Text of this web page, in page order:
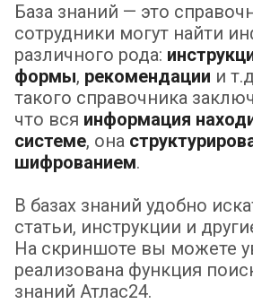
База знаний — это
сотрудники могут найти
различного рода:
формы, рекомендации и
такого справочника
что вся информация
системе, она
шифрованием.
В базах знаний удобно
статьи, инструкции и
На скриншоте вы можете
реализована функция
знаний Атлас24.